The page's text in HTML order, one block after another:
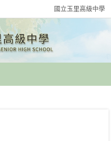
國立玉里高級中學